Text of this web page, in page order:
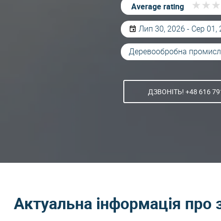
Average rating ★ ★ ★
★ ★ ★
Лип 30, 2026 - Сер 01,
Деревообробна
ДЗВОНІТЬ! +48 616
Актуальна інформація про